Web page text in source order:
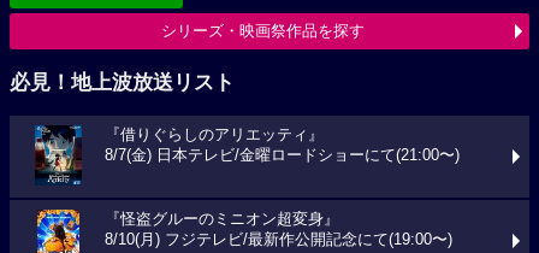
シリーズ・映画祭作品を探す
必見！地上波放送リスト
『借りぐらしのアリエッティ』
8/7(金) 日本テレビ/金曜ロードショーにて(21:00〜)
『怪盗グルーのミニオン超変身』
8/10(月) フジテレビ/最新作公開記念にて(19:00〜)